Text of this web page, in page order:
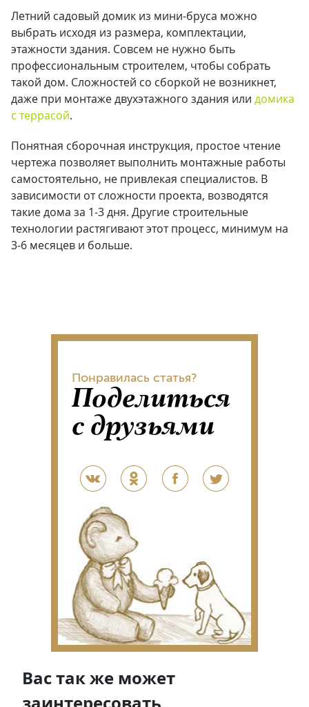
Летний садовый домик из мини-бруса можно
выбрать исходя из размера, комплектации,
этажности здания. Совсем не нужно быть
профессиональным строителем, чтобы собрать
такой дом. Сложностей со сборкой не возникнет,
даже при монтаже двухэтажного здания или домика
с террасой.
Понятная сборочная инструкция, простое чтение
чертежа позволяет выполнить монтажные работы
самостоятельно, не привлекая специалистов. В
зависимости от сложности проекта, возводятся
такие дома за 1-3 дня. Другие строительные
технологии растягивают этот процесс, минимум на
3-6 месяцев и больше.
Понравилась статья?
Поделиться
с друзьями
Вас так же может